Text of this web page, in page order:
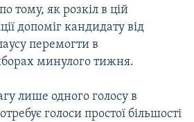
тому, як розкіл в цій
допоміг кандидату від
перемогти в
минулого тижня.
лише одного голосу в
голоси простої більшості